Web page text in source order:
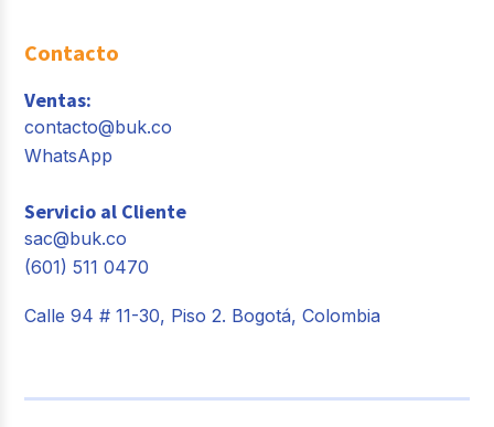
Contacto
Ventas:
contacto@buk.co
WhatsApp
Servicio al Cliente
sac@buk.co
(601) 511 0470
Calle 94 # 11-30, Piso 2. Bogotá, Colombia